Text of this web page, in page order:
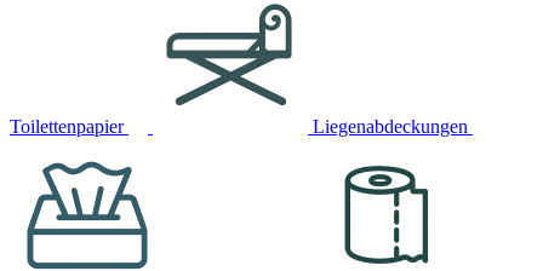
Toilettenpapier Liegenabdeckungen